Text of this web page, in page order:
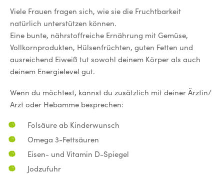
Viele Frauen fragen sich, wie sie die Fruchtbarkeit
natürlich unterstützen können.
Eine bunte, nährstoffreiche Ernährung mit Gemüse,
Vollkornprodukten, Hülsenfrüchten, guten Fetten und
ausreichend Eiweiß tut sowohl deinem Körper als auch
deinem Energielevel gut.
Wenn du möchtest, kannst du zusätzlich mit deiner Ärztin/
Arzt oder Hebamme besprechen:
Folsäure ab Kinderwunsch
Omega 3-Fettsäuren
Eisen- und Vitamin D-Spiegel
Jodzufuhr